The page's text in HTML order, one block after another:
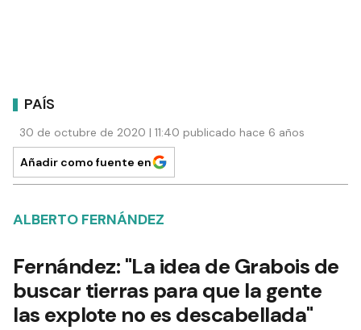
PAÍS
30 de octubre de 2020 | 11:40 publicado hace 6 años
Añadir como fuente en
ALBERTO FERNÁNDEZ
Fernández: "La idea de Grabois de
buscar tierras para que la gente
las explote no es descabellada"